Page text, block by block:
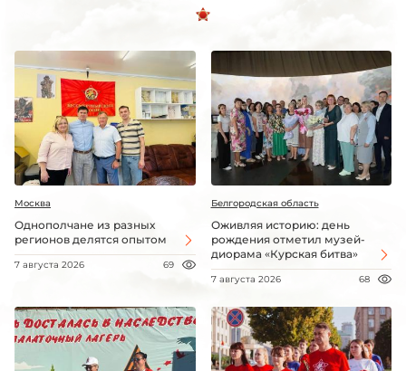
Москва
Однополчане из разных
регионов делятся опытом
7 августа 2026 69
Белгородская область
Оживляя историю: день
рождения отметил музей-
диорама «Курская битва»
7 августа 2026 68